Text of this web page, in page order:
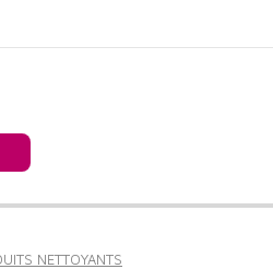
NETTOYANTS